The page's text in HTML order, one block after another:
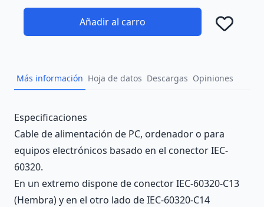
Añadir al carro
Más información Hoja de datos Descargas Opiniones
Description
Especificaciones
Cable de alimentación de PC, ordenador o para
equipos electrónicos basado en el conector IEC-
60320.
En un extremo dispone de conector IEC-60320-C13
(Hembra) y en el otro lado de IEC-60320-C14